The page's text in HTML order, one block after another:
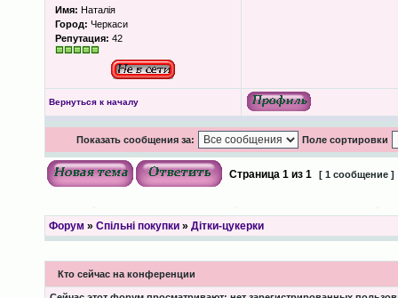
Имя: Наталія
Город: Черкаси
Репутация: 42
Вернуться к началу
Показать сообщения за: Поле сортировки
Страница 1из 1 [ 1 сообщение ]
Форум » Спільні покупки» Дітки-цукерки
Кто сейчас на конференции